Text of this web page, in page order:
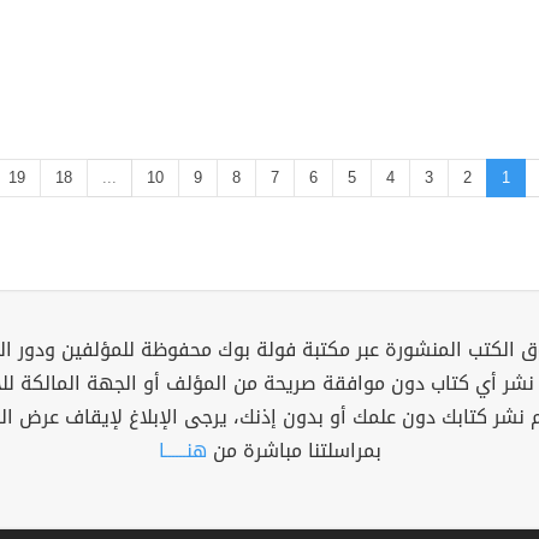
1
2
3
4
5
6
7
8
9
10
...
18
19
الكتب المنشورة عبر مكتبة فولة بوك محفوظة للمؤلفين ودور
نشر أي كتاب دون موافقة صريحة من المؤلف أو الجهة المالكة
نشر كتابك دون علمك أو بدون إذنك، يرجى الإبلاغ لإيقاف عرض
بمراسلتنا مباشرة من هنــــــا